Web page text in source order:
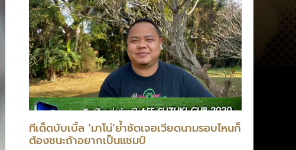
ทีเด็ดบับเบิ้ล ‘มาโน่’ย้ำชัดเจอเวียดนามรอบไหนก็
ต้องชนะถ้าอยากเป็นแชมป์